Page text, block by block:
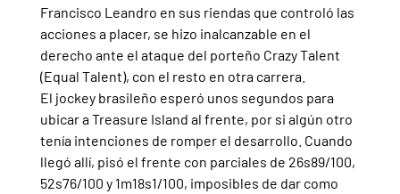
Francisco Leandro en sus riendas que controló las
acciones a placer, se hizo inalcanzable en el
derecho ante el ataque del porteño Crazy Talent
(Equal Talent), con el resto en otra carrera.
El jockey brasileño esperó unos segundos para
ubicar a Treasure Island al frente, por si algún otro
tenía intenciones de romper el desarrollo. Cuando
llegó allí, pisó el frente con parciales de 26s89/100,
52s76/100 y 1m18s1/100, imposibles de dar como